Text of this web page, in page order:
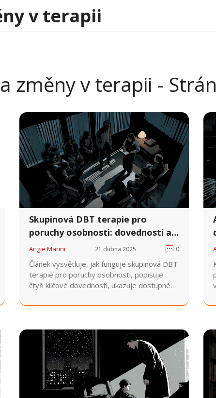
v terapii
změny v terapii -
Skupinová DBT terapie pro
poruchy osobnosti: dovednosti a
podpůrné skupiny
Angie Marini 21 dubna 2025 0
Článek vysvětluje, jak funguje skupinová DBT
terapie pro poruchy osobnosti, popisuje
čtyři klíčové dovednosti, ukazuje dostupné
úspěšné zapojení.